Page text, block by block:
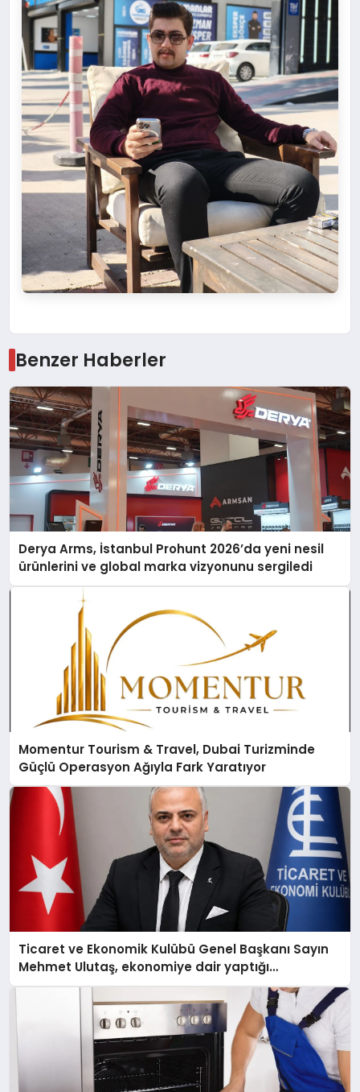
Benzer Haberler
Derya Arms, İstanbul Prohunt 2026’da yeni nesil
ürünlerini ve global marka vizyonunu sergiledi
Momentur Tourism & Travel, Dubai Turizminde
Güçlü Operasyon Ağıyla Fark Yaratıyor
Ticaret ve Ekonomik Kulübü Genel Başkanı Sayın
Mehmet Ulutaş, ekonomiye dair yaptığı
açıklamada şunları kaydetti: